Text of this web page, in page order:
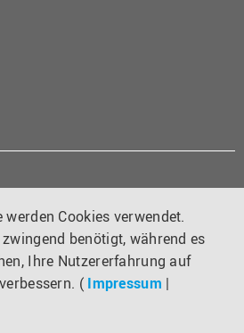
Cookies verwendet.
benötigt, während es
Ihre Nutzererfahrung auf
( Impressum |
Facebook